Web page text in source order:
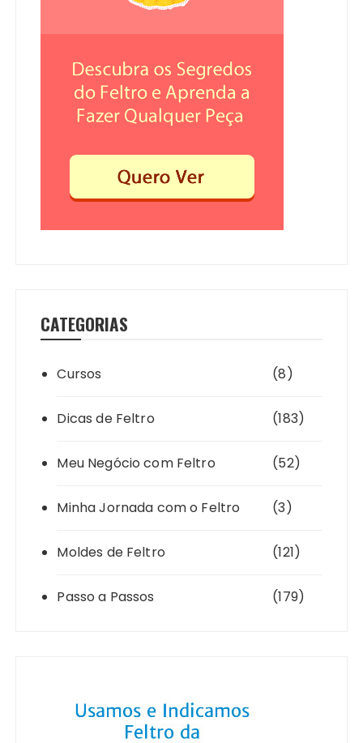
CATEGORIAS
Cursos (8)
Dicas de Feltro (183)
Meu Negócio com Feltro (52)
Minha Jornada com o Feltro (3)
Moldes de Feltro (121)
Passo a Passos (179)